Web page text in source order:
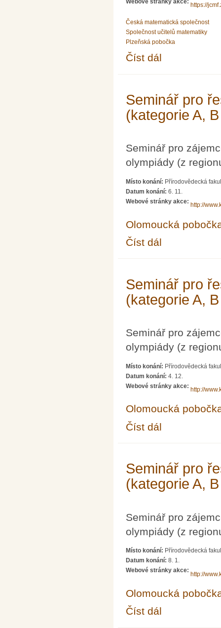
Webové stránky akce:
https://
Česká matematická společnost
Společnost učitelů matematiky
Plzeňská pobočka
Číst dál
Seminář pro
(kategorie A,
Seminář pro
olympiády (z
Místo konání: Přírodovědecká
Datum konání: 6. 11.
Webové stránky akce:
http://
Olomoucká
Číst dál
Seminář pro
(kategorie A,
Seminář pro
olympiády (z
Místo konání: Přírodovědecká
Datum konání: 4. 12.
Webové stránky akce:
http://
Olomoucká
Číst dál
Seminář pro
(kategorie A,
Seminář pro
olympiády (z
Místo konání: Přírodovědecká
Datum konání: 8. 1.
Webové stránky akce:
http://
Olomoucká
Číst dál